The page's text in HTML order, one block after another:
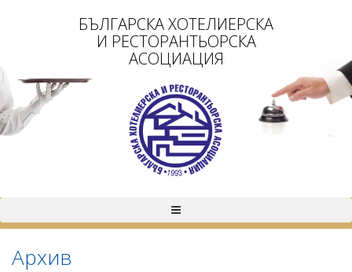
БЪЛГАРСКА ХОТЕЛИЕРСКА
И РЕСТОРАНТЬОРСКА
АСОЦИАЦИЯ
Архив